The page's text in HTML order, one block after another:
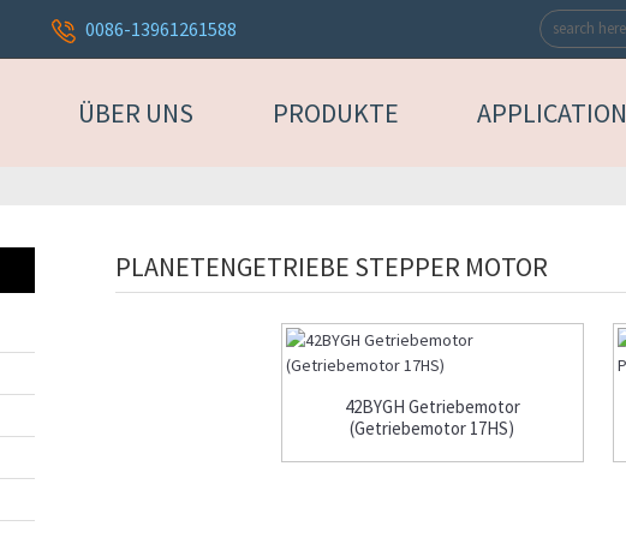
0086-13961261588
ÜBER UNS PRODUKTE APPLICATION
PLANETENGETRIEBE STEPPER MOTOR
42BYGH Getriebemotor
(Getriebemotor 17HS)